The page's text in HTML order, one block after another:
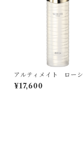
アルティメイト ロー
【化粧水】
¥17,600